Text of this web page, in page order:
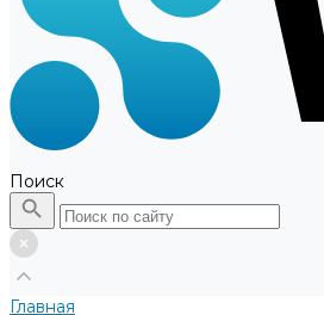
Поиск
Главная